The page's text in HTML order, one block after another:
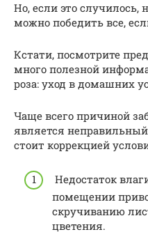
Но, если это случилось,
можно победить все,
Кстати, посмотрите
много полезной
роза: уход в домашних
Чаще всего причиной
является
стоит коррекцией
Недостаток
помещении
скручиванию
цветения.